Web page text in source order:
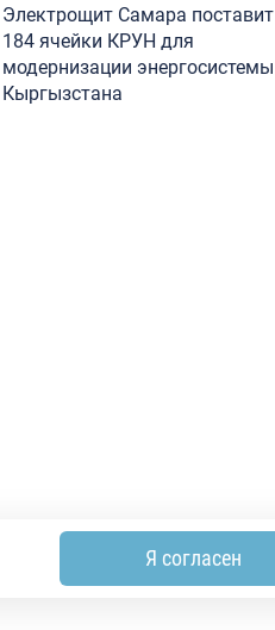
Электрощит Самара поставит
184 ячейки КРУН для
модернизации энергосистемы
Кыргызстана
Я согласен